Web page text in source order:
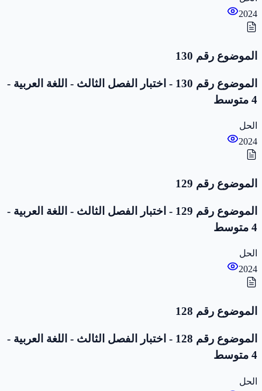
2024
الموضوع رقم 130
الموضوع رقم 130 - اختبار الفصل الثالث - اللغة العربية -
4 متوسط
الحل
2024
الموضوع رقم 129
الموضوع رقم 129 - اختبار الفصل الثالث - اللغة العربية -
4 متوسط
الحل
2024
الموضوع رقم 128
الموضوع رقم 128 - اختبار الفصل الثالث - اللغة العربية -
4 متوسط
الحل